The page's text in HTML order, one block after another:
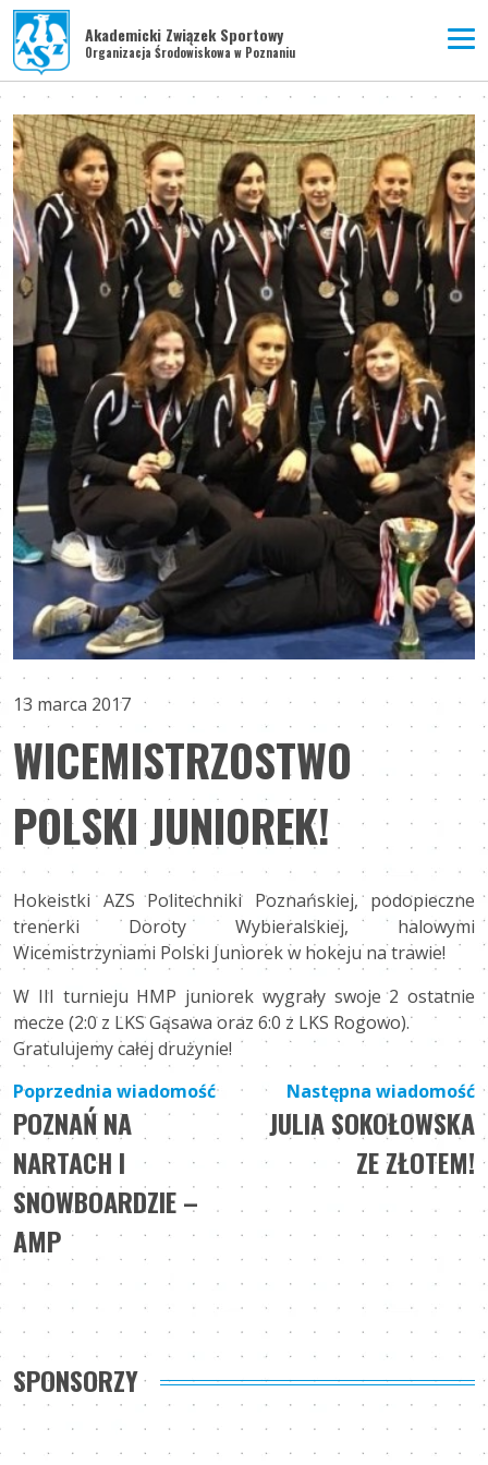
Akademicki Związek Sportowy
Organizacja Środowiskowa w Poznaniu
13 marca 2017
WICEMISTRZOSTWO
POLSKI JUNIOREK!
Hokeistki AZS Politechniki Poznańskiej, podopieczne
trenerki Doroty Wybieralskiej, halowymi
Wicemistrzyniami Polski Juniorek w hokeju na trawie!
W III turnieju HMP juniorek wygrały swoje 2 ostatnie
mecze (2:0 z LKS Gąsawa oraz 6:0 z LKS Rogowo).
Gratulujemy całej drużynie!
Nawigacja
wpisu
Poprzednia wiadomość
POZNAŃ NA
NARTACH I
SNOWBOARDZIE –
AMP
Następna wiadomość
JULIA SOKOŁOWSKA
ZE ZŁOTEM!
SPONSORZY